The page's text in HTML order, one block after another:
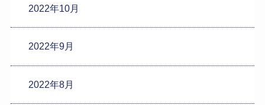
2022年10月
2022年9月
2022年8月